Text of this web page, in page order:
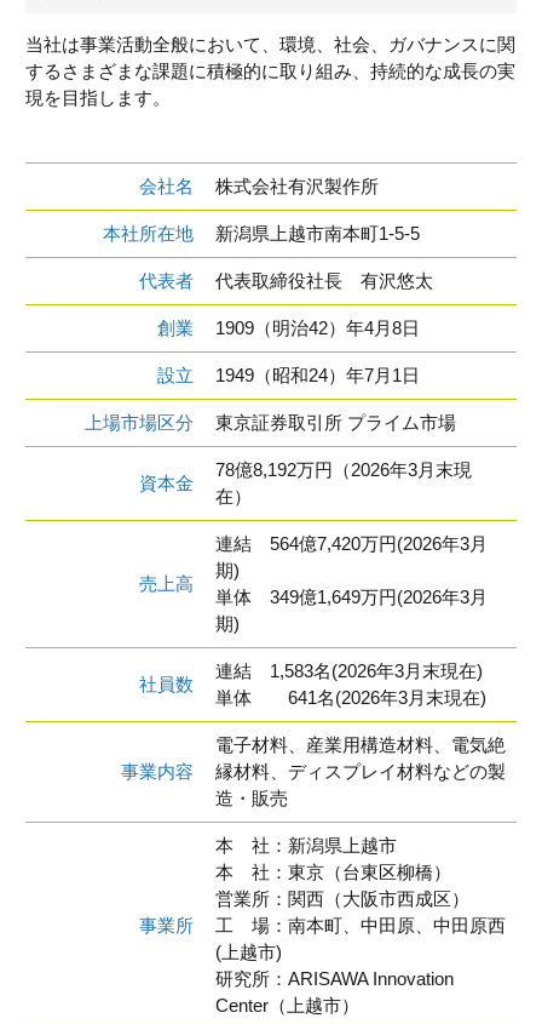
当社は事業活動全般において、環境、社会、ガバナンスに関
するさまざまな課題に積極的に取り組み、持続的な成長の実
現を目指します。
会社名 株式会社有沢製作所
本社所在地 新潟県上越市南本町1-5-5
代表者 代表取締役社長 有沢悠太
創業 1909（明治42）年4月8日
設立 1949（昭和24）年7月1日
上場市場区分 東京証券取引所 プライム市場
資本金
78億8,192万円（2026年3月末現
在）
売上高
連結 564億7,420万円(2026年3月
期)
単体 349億1,649万円(2026年3月
期)
社員数
連結 1,583名(2026年3月末現在)
単体 641名(2026年3月末現在)
事業内容
電子材料、産業用構造材料、電気絶
縁材料、ディスプレイ材料などの製
造・販売
事業所
本 社：新潟県上越市
本 社：東京（台東区柳橋）
営業所：関西（大阪市西成区）
工 場：南本町、中田原、中田原西
(上越市)
研究所：ARISAWA Innovation
Center（上越市）